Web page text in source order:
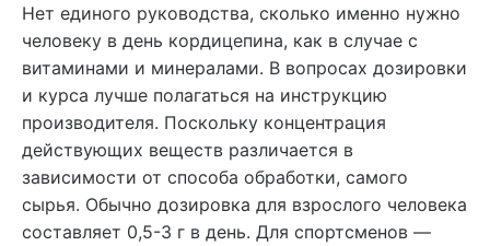
Нет единого руководства, сколько именно нужно
человеку в день кордицепина, как в случае с
витаминами и минералами. В вопросах дозировки
и курса лучше полагаться на инструкцию
производителя. Поскольку концентрация
действующих веществ различается в
зависимости от способа обработки, самого
сырья. Обычно дозировка для взрослого человека
составляет 0,5-3 г в день. Для спортсменов —